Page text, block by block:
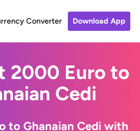
Converter Download App
2000 Euro to
Cedi
to Ghanaian Cedi with